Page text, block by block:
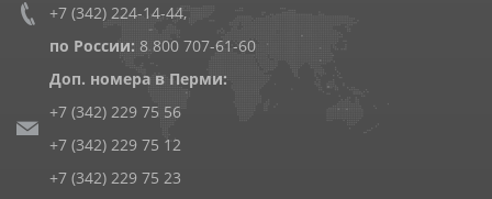
+7 (342) 224-14-44,
по России: 8 800 707-61-60
Доп. номера в Перми:
+7 (342) 229 75 56
+7 (342) 229 75 12
+7 (342) 229 75 23